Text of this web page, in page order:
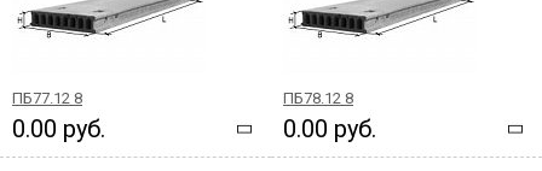
ПБ77.12 8
0.00 руб.
ПБ78.12 8
0.00 руб.